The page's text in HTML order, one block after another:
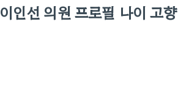
이인선 의원 프로필 나이 고